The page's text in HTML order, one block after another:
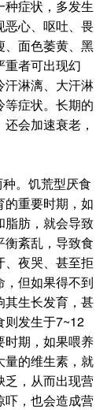
种症状，多发生
恶心、呕吐、畏
、面色萎黄、黑
重者可出现幻
汗淋漓、大汗淋
症状。长期的
会加速衰老，
。饥荒型厌食
的重要时期，如
脂肪，就会导致
紊乱，导致食
、夜哭、甚至拒
但如果得不到
其生长发育，甚
则发生于7~12
时期，如果喂养
量的维生素，就
乏，从而出现营
吓，也会造成营